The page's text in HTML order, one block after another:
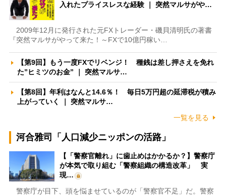
入れたプライスレスな経験 ｜ 突然マルサがや…
2009年12月に発行された元FXトレーダー・磯貝清明氏の著書
『突然マルサがやって来た！～FXで10億円稼い…
【第9回】もう一度FXでリベンジ！ 種銭は差し押さえを免れ
た”ヒミツのお金” ｜ 突然マルサ…
【第8回】年利はなんと14.6％！ 毎日5万円超の延滞税が積み
上がっていく ｜ 突然マルサ…
一覧を見る
河合雅司「人口減少ニッポンの活路」
【「警察官離れ」に歯止めはかかるか？】警察庁
が本気で取り組む「警察組織の構造改革」 実
現…
警察庁が目下、頭を悩ませているのが「警察官不足」だ。警察